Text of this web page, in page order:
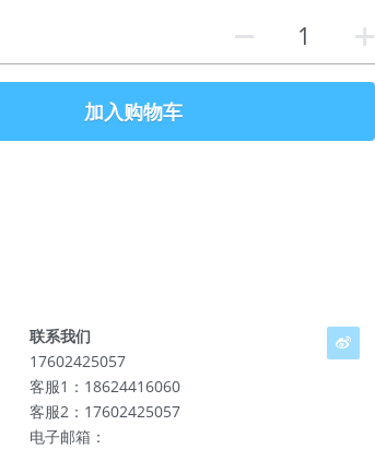
加入购物车
联系我们
17602425057
客服1：18624416060
客服2：17602425057
电子邮箱：